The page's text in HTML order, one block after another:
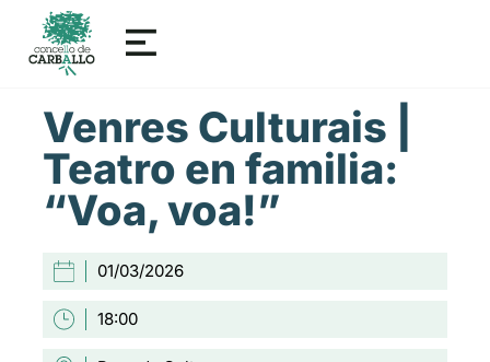
Venres Culturais |
Teatro en familia:
“Voa, voa!”
01/03/2026
18:00